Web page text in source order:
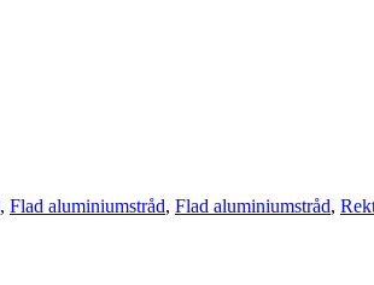
, Flad aluminiumstråd, Flad aluminiumstråd,